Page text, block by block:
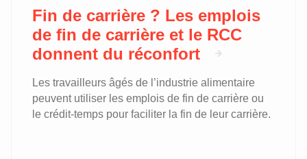
Fin de carrière ? Les emplois
de fin de carrière et le RCC
donnent du réconfort
Les travailleurs âgés de l’industrie alimentaire
peuvent utiliser les emplois de fin de carrière ou
le crédit-temps pour faciliter la fin de leur carrière.